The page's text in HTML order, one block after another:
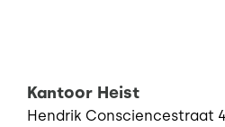
Kantoor Heist
Hendrik Consciencestraat